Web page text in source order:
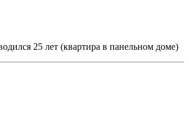
25 лет (квартира в панельном доме)